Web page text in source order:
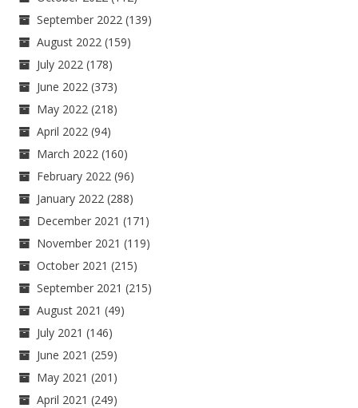
September 2022 (139)
August 2022 (159)
July 2022 (178)
June 2022 (373)
May 2022 (218)
April 2022 (94)
March 2022 (160)
February 2022 (96)
January 2022 (288)
December 2021 (171)
November 2021 (119)
October 2021 (215)
September 2021 (215)
August 2021 (49)
July 2021 (146)
June 2021 (259)
May 2021 (201)
April 2021 (249)